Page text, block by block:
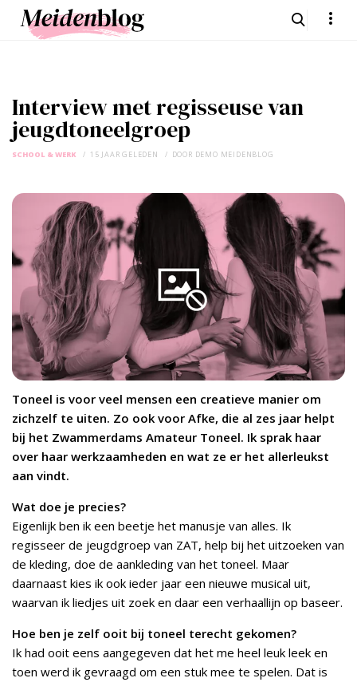
Interview met regisseuse van
jeugdtoneelgroep
SCHOOL & WERK 15 JAAR GELEDEN DOOR DEMO MEIDENBLOG
Toneel is voor veel mensen een creatieve manier om
zichzelf te uiten. Zo ook voor Afke, die al zes jaar helpt
bij het Zwammerdams Amateur Toneel. Ik sprak haar
over haar werkzaamheden en wat ze er het allerleukst
aan vindt.
Wat doe je precies?
Eigenlijk ben ik een beetje het manusje van alles. Ik
regisseer de jeugdgroep van ZAT, help bij het uitzoeken van
de kleding, doe de aankleding van het toneel. Maar
daarnaast kies ik ook ieder jaar een nieuwe musical uit,
waarvan ik liedjes uit zoek en daar een verhaallijn op baseer.
Hoe ben je zelf ooit bij toneel terecht gekomen?
Ik had ooit eens aangegeven dat het me heel leuk leek en
toen werd ik gevraagd om een stuk mee te spelen. Dat is